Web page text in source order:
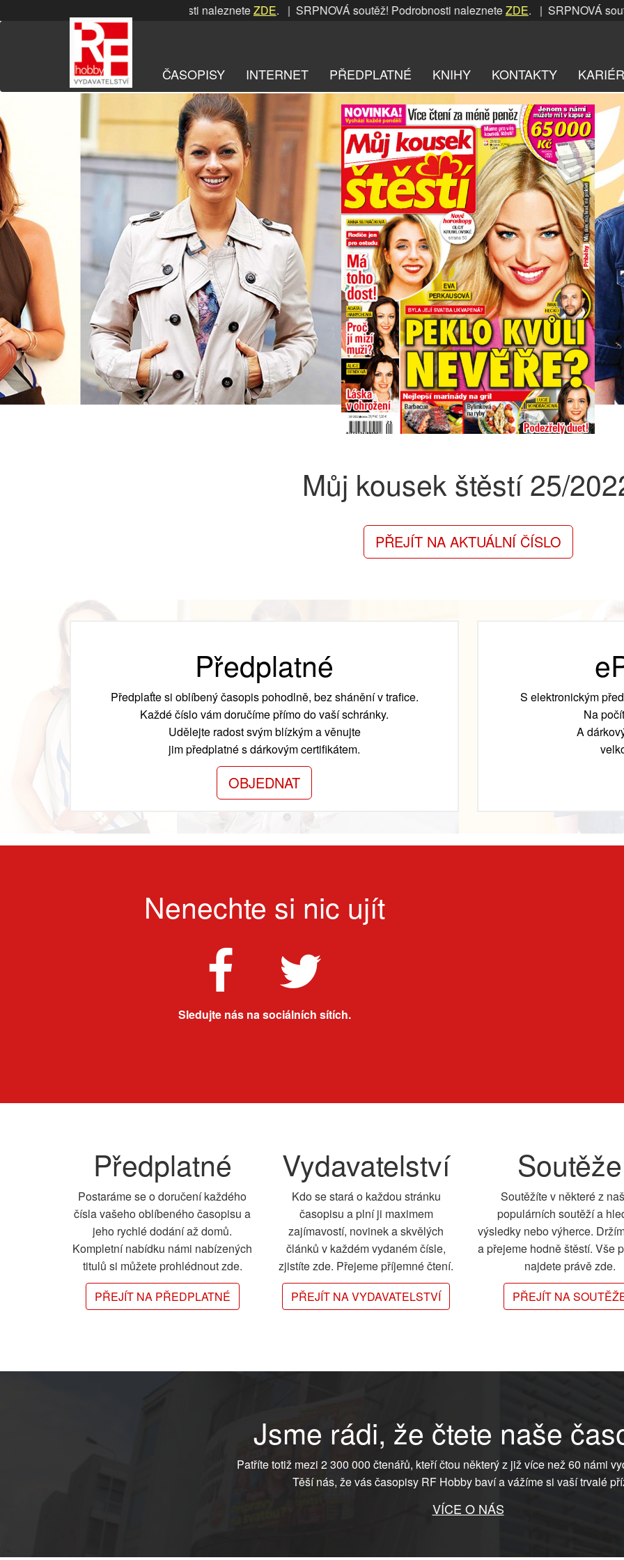
na
soutěž! Podrobnosti nalezneteZDE. | SRPNOVÁ soutěž! Podrobnosti nalezneteZDE. | SRPNOVÁ soutěž!
ČASOPISY INTERNET PŘEDPLATNÉ KNIHY KONTAKTY
Můj kousek štěstí25/
PŘEJÍT NA AKTUÁLNÍ ČÍSLO
Předplatné
Předplaťte si oblíbený časopis pohodlně, bez shánění v trafice.
Každé číslo vám doručíme přímo do vaší schránky.
Udělejte radost svým blízkým a věnujte
jim předplatné s dárkovým certifikátem.
OBJEDNAT
S elektronickým
Na
A
Nenechte si nic ujít
Sledujte nás na sociálních sítích.
Předplatné
Postaráme se o doručení každého
čísla vašeho oblíbeného časopisu a
jeho rychlé dodání až domů.
Kompletní nabídku námi nabízených
titulů si můžete prohlédnout zde.
PŘEJÍT NA PŘEDPLATNÉ
Vydavatelství
Kdo se stará o každou stránku
časopisu a plní ji maximem
zajímavostí, novinek a skvělých
článků v každém vydaném čísle,
zjistíte zde. Přejeme příjemné čtení.
PŘEJÍT NA VYDAVATELSTVÍ
Soutěže
Soutěžíte v některé z
populárních soutěží a
výsledky nebo výherce.
a přejeme hodně štěstí. Vše
najdete právě zde.
PŘEJÍT NA
Jsme rádi, že čtete naše
Patříte totiž mezi 2 300 000 čtenářů, kteří čtou některý z již více než 60 námi
Těší nás, že vás časopisy RF Hobby baví a vážíme si vaší trvalé
VÍCE O NÁS